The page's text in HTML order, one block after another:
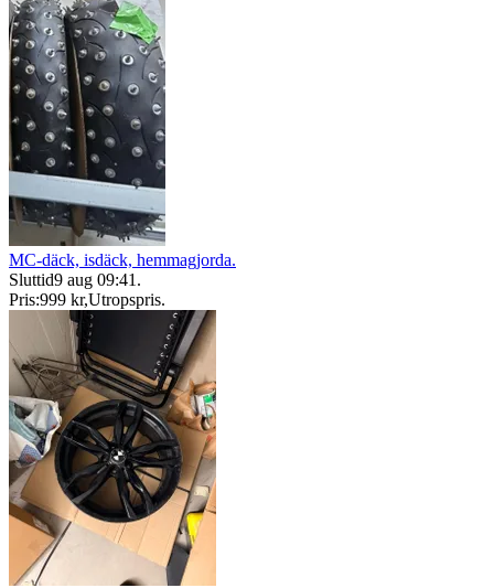
MC-däck, isdäck, hemmagjorda.
Sluttid9 aug 09:41 .
Pris:999 kr,Utropspris.